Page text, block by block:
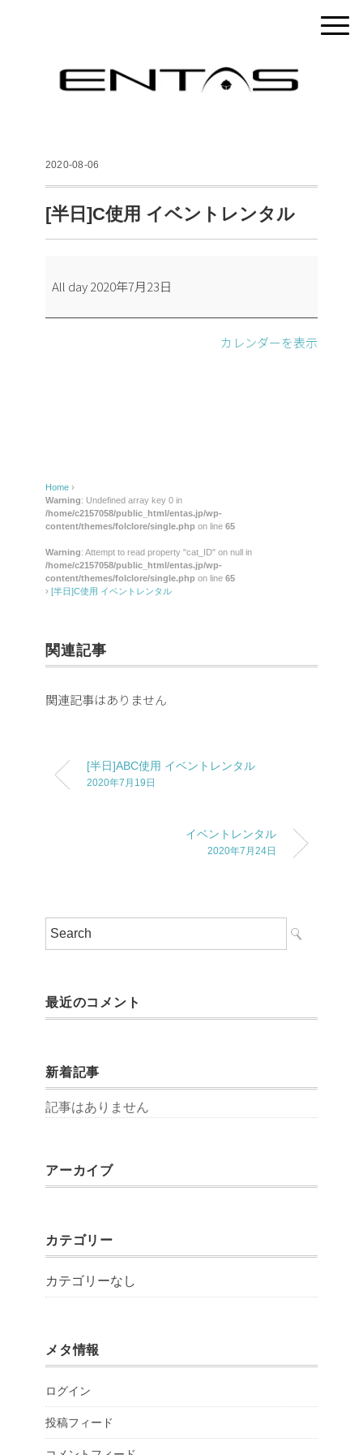
2020-08-06
[半日]C使用 イベントレンタル
日]C
使
ン
タ
All day2020年7月23日
カレンダーを表示
Home ›
Warning: Undefined array key 0 in
/home/c2157058/public_html/entas.jp/wp-
content/themes/folclore/single.php on line 65
Warning: Attempt to read property "cat_ID" on null in
/home/c2157058/public_html/entas.jp/wp-
content/themes/folclore/single.php on line 65
› [半日]C使用 イベントレンタル
関連記事
関連記事はありません
[半日]ABC使用 イベントレンタル
2020年7月19日
イベントレンタル
2020年7月24日
最近のコメント
新着記事
記事はありません
アーカイブ
カテゴリー
カテゴリーなし
メタ情報
ログイン
投稿フィード